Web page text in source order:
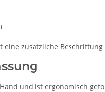
eine zusätzliche Beschriftung
und ist ergonomisch